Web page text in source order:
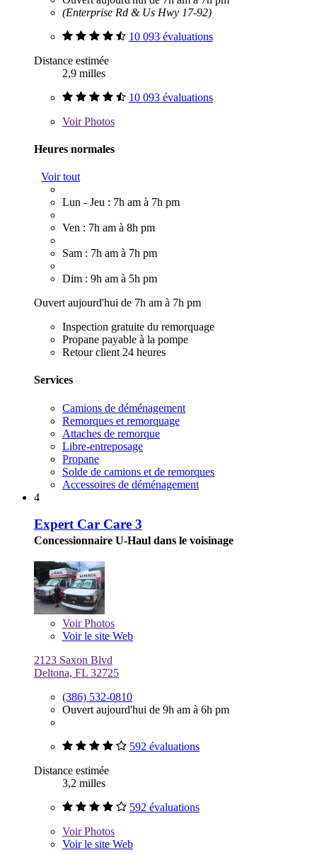
(Enterprise Rd & Us Hwy 17-92)
10 093 évaluations
Distance estimée
2,9 milles
10 093 évaluations
VoirPhotos
Heures normales
Voir tout
Lun - Jeu : 7h am à 7h pm
Ven : 7h am à 8h pm
Sam : 7h am à 7h pm
Dim : 9h am à 5h pm
Ouvert aujourd'hui de 7h am à 7h pm
Inspection gratuite du remorquage
Propane payable à la pompe
Retour client 24 heures
Services
Camions de déménagement
Remorques et remorquage
Attaches de remorque
Libre-entreposage
Propane
Solde de camions et de remorques
Accessoires de déménagement
4
Expert Car Care 3
Concessionnaire U-Haul dans le voisinage
VoirPhotos
Voir le site Web
2123 Saxon Blvd
Deltona, FL 32725
(386) 532-0810
Ouvert aujourd'hui de 9h am à 6h pm
592 évaluations
Distance estimée
3,2 milles
592 évaluations
VoirPhotos
Voir le site Web